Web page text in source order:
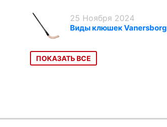
25 Ноября 2024
Виды клюшек Vanersborg
ПОКАЗАТЬ ВСЕ